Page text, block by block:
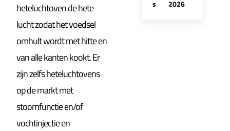
heteluchtoven de hete
lucht zodat het voedsel
omhult wordt met hitte en
van alle kanten kookt. Er
zijn zelfs heteluchtovens
op de markt met
stoomfunctie en/of
vochtinjectie en
s
2026